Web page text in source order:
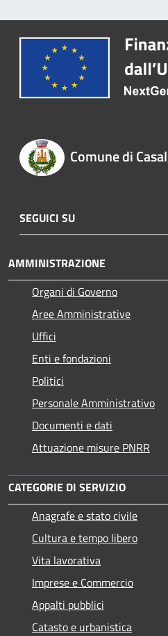
Comune di
SEGUICI SU
AMMINISTRAZIONE
Organi di Governo
Aree Amministrative
Uffici
Enti e fondazioni
Politici
Personale Amministrativo
Documenti e dati
Attuazione misure PNRR
CATEGORIE DI SERVIZIO
Anagrafe e stato civile
Cultura e tempo libero
Vita lavorativa
Imprese e Commercio
Appalti pubblici
Catasto e urbanistica